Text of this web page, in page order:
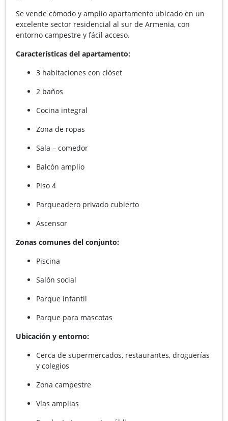
Se vende cómodo y amplio apartamento ubicado en un
excelente sector residencial al sur de Armenia, con
entorno campestre y fácil acceso.
Características del apartamento:
3 habitaciones con clóset
2 baños
Cocina integral
Zona de ropas
Sala – comedor
Balcón amplio
Piso 4
Parqueadero privado cubierto
Ascensor
Zonas comunes del conjunto:
Piscina
Salón social
Parque infantil
Parque para mascotas
Ubicación y entorno:
Cerca de supermercados, restaurantes, droguerías
y colegios
Zona campestre
Vías amplias